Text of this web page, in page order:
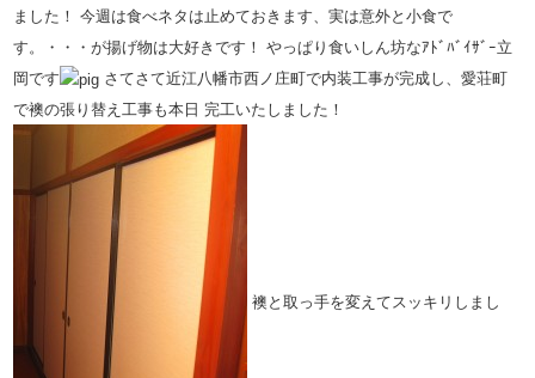
ました！
今週は食べネタは止めておきます、実は意外と小食で
す。・・・が揚げ物は大好きです！
やっぱり食いしん坊なｱﾄﾞﾊﾞｲｻﾞｰ立
岡です
さてさて近江八幡市西ノ庄町で内装工事が完成し、愛荘町
で襖の張り替え工事も本日 完工いたしました！
襖と取っ手を変えてスッキリしまし